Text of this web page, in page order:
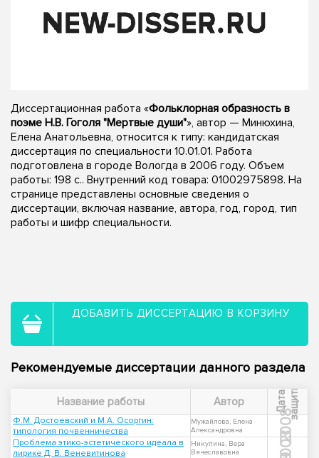
Диссертационная работа «Фольклорная образность в
поэме Н.В. Гоголя "Мертвые души"», автор — Минюхина,
Елена Анатольевна, относится к типу: кандидатская
диссертация по специальности 10.01.01. Работа
подготовлена в городе Вологда в 2006 году. Объем
работы: 198 с.. Внутренний код товара: 01002975898. На
странице представлены основные сведения о
диссертации, включая название, автора, год, город, тип
работы и шифр специальности.
ДОБАВИТЬ ДИССЕРТАЦИЮ В КОРЗИНУ
Рекомендуемые диссертации данного раздела
Название работы Автор Д
а
т
а
з
а
щ
и
ты
Ф.М. Достоевский и М.А. Осоргин:
типология почвенничества
Мужайлова, Елена
Александровна
2008
Проблема этико-эстетического идеала в
лирике Д. В. Веневитинова
Никулина, Вера
Вячеславовна
2003